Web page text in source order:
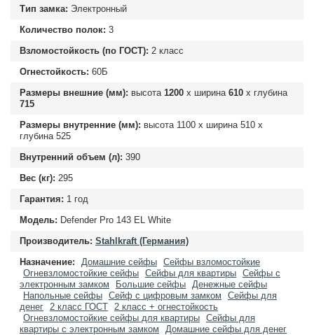
Тип замка: Электронный
Количество полок: 3
Взломостойкость (по ГОСТ): 2 класс
Огнестойкость: 60Б
Размеры внешние (мм): высота 1200 х ширина 610 х глубина
715
Размеры внутренние (мм): высота 1100 х ширина 510 х
глубина 525
Внутренний объем (л): 390
Вес (кг): 295
Гарантия: 1 год
Модель: Defender Pro 143 EL White
Производитель: Stahlkraft (Германия)
Назначение:
Домашние сейфы Сейфы взломостойкие
Огневзломостойкие сейфы Сейфы для квартиры Сейфы с
электронным замком
Большие сейфы
Денежные сейфы
Напольные сейфы Сейф с цифровым замком
Сейфы для
денег
2 класс ГОСТ
2 класс + огнестойкость
Огневзломостойкие сейфы для квартиры Сейфы для
квартиры с электронным замком
Домашние сейфы для денег